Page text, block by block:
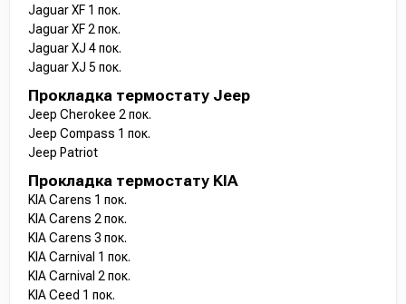
Jaguar XF 1 пок.
Jaguar XF 2 пок.
Jaguar XJ 4 пок.
Jaguar XJ 5 пок.
Прокладка термостату Jeep
Jeep Cherokee 2 пок.
Jeep Compass 1 пок.
Jeep Patriot
Прокладка термостату KIA
KIA Carens 1 пок.
KIA Carens 2 пок.
KIA Carens 3 пок.
KIA Carnival 1 пок.
KIA Carnival 2 пок.
KIA Ceed 1 пок.